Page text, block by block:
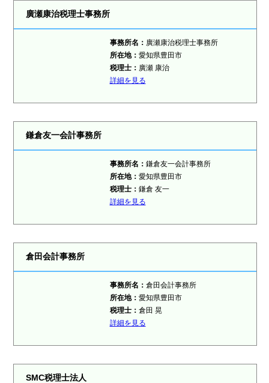
廣瀬康治税理士事務所
事務所名： 廣瀬康治税理士事務所
所在地： 愛知県豊田市
税理士： 廣瀬 康治
詳細を見る
鎌倉友一会計事務所
事務所名： 鎌倉友一会計事務所
所在地： 愛知県豊田市
税理士： 鎌倉 友一
詳細を見る
倉田会計事務所
事務所名： 倉田会計事務所
所在地： 愛知県豊田市
税理士： 倉田 晃
詳細を見る
SMC税理士法人